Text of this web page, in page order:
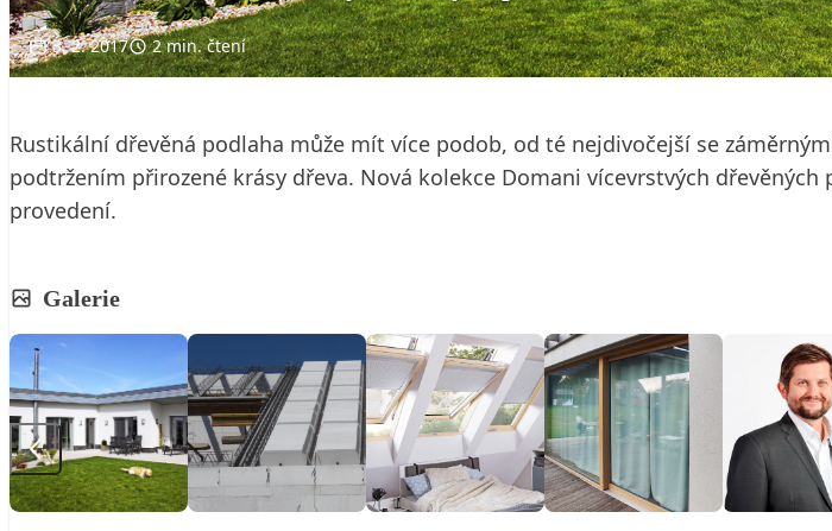
3. 2. 2017 2 min. čtení
Rustikální dřevěná podlaha může mít více podob, od té nejdivočejší se
podtržením přirozené krásy dřeva. Nová kolekce Domani vícevrstvých
provedení.
Galerie